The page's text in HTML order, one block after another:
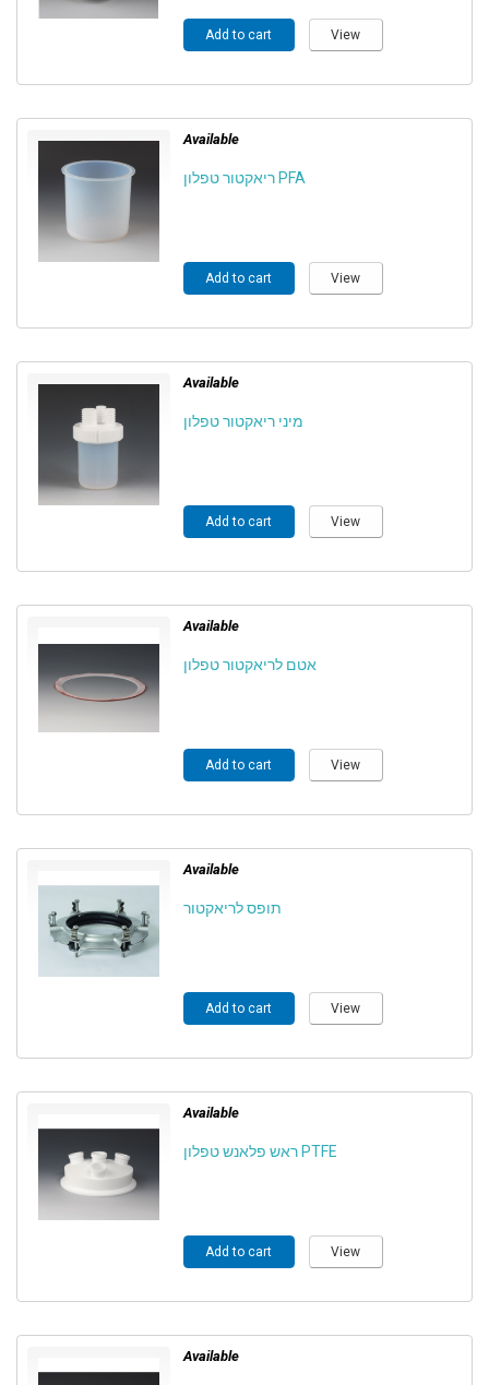
Add to cart View
Available
ריאקטור טפלון PFA
Add to cart View
Available
מיני ריאקטור טפלון
Add to cart View
Available
אטם לריאקטור טפלון
Add to cart View
Available
תופס לריאקטור
Add to cart View
Available
ראש פלאנש טפלון PTFE
Add to cart View
Available